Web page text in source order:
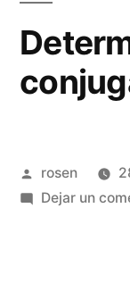
Publicado
por
rosen
Dejar un